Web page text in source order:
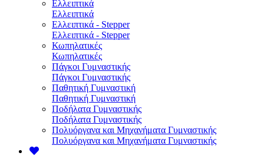
Ελλειπτικά
Ελλειπτικά
Ελλειπτικά - Stepper
Ελλειπτικά - Stepper
Κωπηλατικές
Κωπηλατικές
Πάγκοι Γυμναστικής
Πάγκοι Γυμναστικής
Παθητική Γυμναστική
Παθητική Γυμναστική
Ποδήλατα Γυμναστικής
Ποδήλατα Γυμναστικής
Πολυόργανα και Μηχανήματα Γυμναστικής
Πολυόργανα και Μηχανήματα Γυμναστικής